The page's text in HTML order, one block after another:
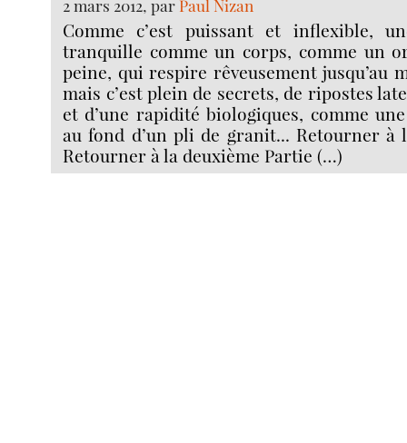
2 mars 2012, par Paul Nizan
Comme c’est puissant et inflexible,
tranquille comme un corps, comme un
peine, qui respire rêveusement jusqu’au
mais c’est plein de secrets, de ripostes
et d’une rapidité biologiques, comme
au fond d’un pli de granit... Retourner à
Retourner à la deuxième Partie (…)